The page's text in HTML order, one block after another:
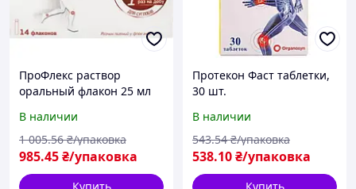
ПроФлекс раствор
оральный флакон 25 мл
В наличии
985.45₴/упаковка
1 005.56 ₴/упаковка
Протекон Фаст таблетки,
30 шт.
В наличии
538.10₴/упаковка
543.54 ₴/упаковка